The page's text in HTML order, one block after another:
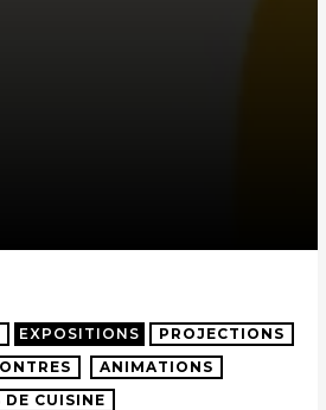
EXPOSITIONS
PROJECTIONS
ANIMATIONS
DE CUISINE